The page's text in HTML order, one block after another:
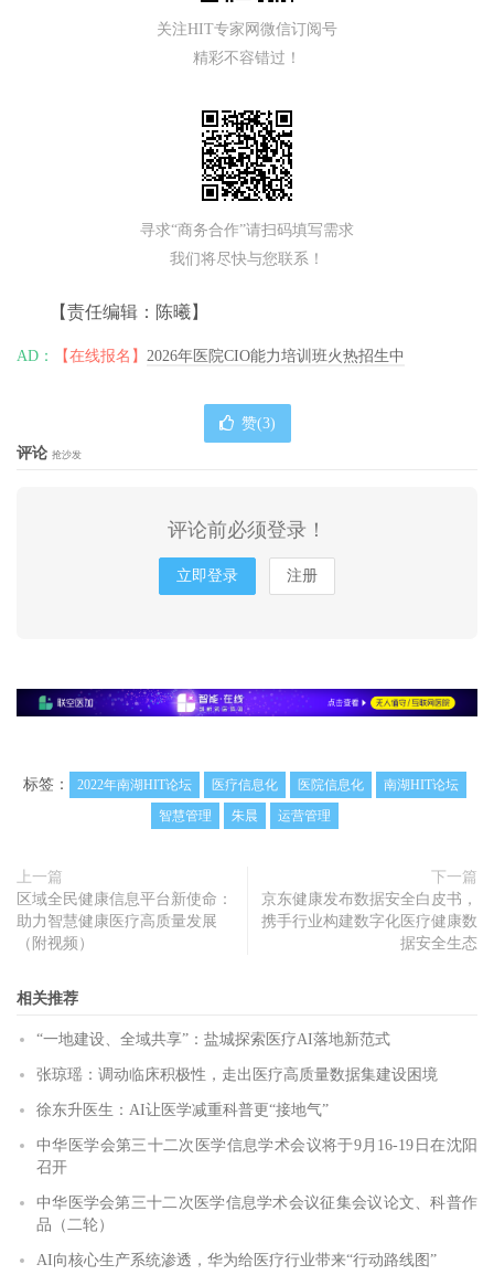
关注HIT专家网微信订阅号
精彩不容错过！
寻求“商务合作”请扫码填写需求
我们将尽快与您联系！
【责任编辑：陈曦】
AD： 【在线报名】 2026年医院CIO能力培训班火热招生中
赞(3)
评论 抢沙发
评论前必须登录！
立即登录 注册
标签： 2022年南湖HIT论坛 医疗信息化 医院信息化
南湖HIT论坛
智慧管理
朱晨 运营管理
上一篇
区域全民健康信息平台新使命：
助力智慧健康医疗高质量发展
（附视频）
下一篇
京东健康发布数据安全白皮书，
携手行业构建数字化医疗健康数
据安全生态
相关推荐
“一地建设、全域共享”：盐城探索医疗AI落地新范式
张琼瑶：调动临床积极性，走出医疗高质量数据集建设困境
徐东升医生：AI让医学减重科普更“接地气”
中华医学会第三十二次医学信息学术会议将于9月16-19日在沈阳
召开
中华医学会第三十二次医学信息学术会议征集会议论文、科普作
品（二轮）
AI向核心生产系统渗透，华为给医疗行业带来“行动路线图”